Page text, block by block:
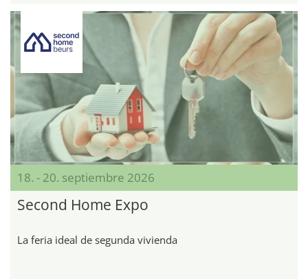
18. - 20. septiembre 2026
Second Home Expo
La feria ideal de segunda vivienda